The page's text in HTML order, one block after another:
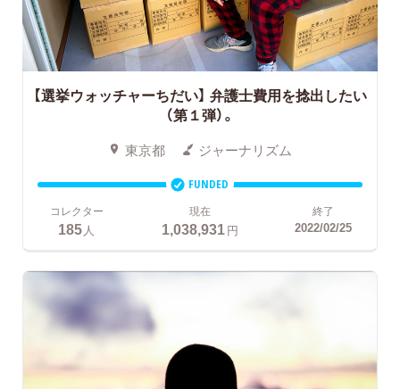
【選挙ウォッチャーちだい】 弁護士費用を捻出したい
（第１弾）。
東京都 ジャーナリズム
FUNDED
コレクター
185 人
現在
1,038,931円
終了
2022/02/25